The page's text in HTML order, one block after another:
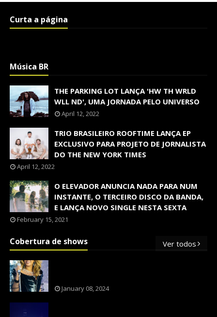
Curta a página
Música BR
THE PARKING LOT LANÇA 'HW TH WRLD
WLL ND', UMA JORNADA PELO UNIVERSO
April 12, 2022
TRIO BRASILEIRO ROOFTIME LANÇA EP
EXCLUSIVO PARA PROJETO DE JORNALISTA
DO THE NEW YORK TIMES
April 12, 2022
O ELEVADOR ANUNCIA NADA PARA NUM
INSTANTE, O TERCEIRO DISCO DA BANDA,
E LANÇA NOVO SINGLE NESTA SEXTA
February 15, 2021
Cobertura de shows Ver todos
January 08, 2024